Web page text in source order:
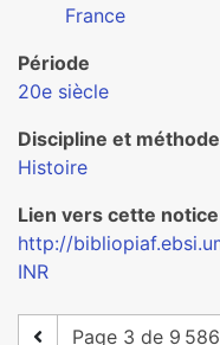
France
Période
20e siècle
Discipline et
Histoire
Lien vers cette notice
http://
INR
Page 3 de 9 586